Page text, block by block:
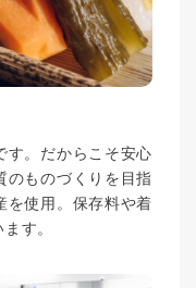
す。だからこそ安心
のものづくりを目指
を使用。保存料や着
す。